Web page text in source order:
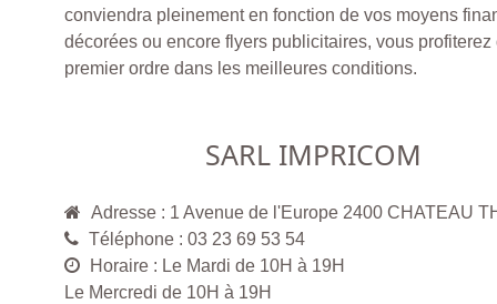
conviendra pleinement en fonction de vos moyens
décorées ou encore flyers publicitaires, vous profiterez
premier ordre dans les meilleures conditions.
SARL IMPRICOM
Adresse : 1 Avenue de l'Europe 2400 CHATEAU
Téléphone : 03 23 69 53 54
Horaire : Le Mardi de 10H à 19H
Le Mercredi de 10H à 19H